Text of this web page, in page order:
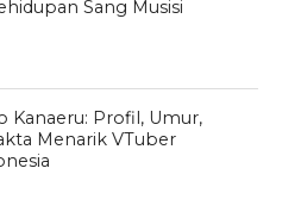
Sang Musisi
Kanaeru: Profil, Umur,
Menarik VTuber